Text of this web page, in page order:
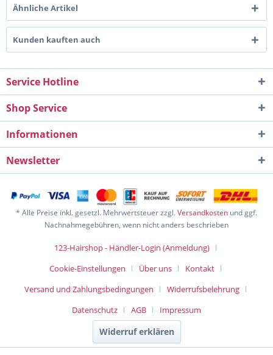
Ähnliche Artikel
Kunden kauften auch
Service Hotline
Shop Service
Informationen
Newsletter
* Alle Preise inkl. gesetzl. Mehrwertsteuer zzgl.Versandkosten und ggf.
Nachnahmegebühren, wenn nicht anders beschrieben
123-Hairshop - Händler-Login (Anmeldung)
Cookie-Einstellungen
Über uns
Kontakt
Versand und Zahlungsbedingungen
Widerrufsbelehrung
Datenschutz
AGB Impressum
Widerruf erklären